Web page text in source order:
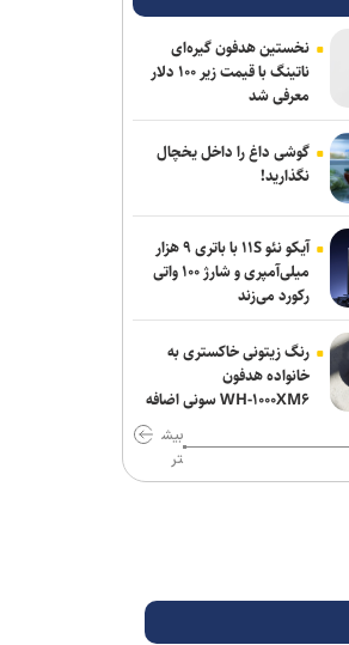
نخستین هدفون گیره‌ای
ناتینگ با قیمت زیر ۱۰۰ دلار
معرفی شد
گوشی داغ را داخل یخچال
نگذارید!
آیکو نئو ۱۱S با باتری ۹ هزار
میلی‌آمپری و شارژ ۱۰۰ واتی
رکورد می‌زند
رنگ زیتونی خاکستری به
خانواده هدفون
WH-۱۰۰۰XM۶ سونی اضافه
بیش
تر